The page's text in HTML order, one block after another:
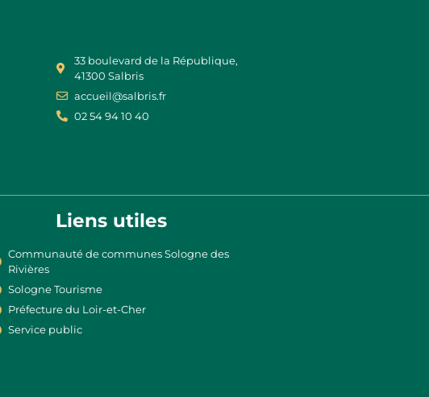
33 boulevard de la République,
41300 Salbris
accueil@salbris.fr
02 54 94 10 40
Liens utiles
Communauté de communes Sologne des
Rivières
Sologne Tourisme
Préfecture du Loir-et-Cher
Service public